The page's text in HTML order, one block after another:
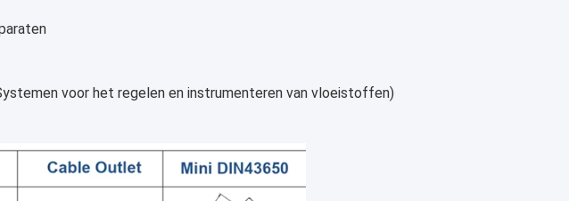
voor het regelen en instrumenteren van vloeistoffen)